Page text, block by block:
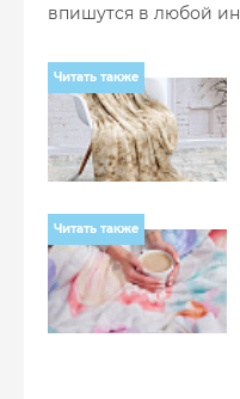
впишутся в любой
Читать также
Читать также